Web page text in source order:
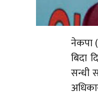
नेकपा
बिदा
सन्धी